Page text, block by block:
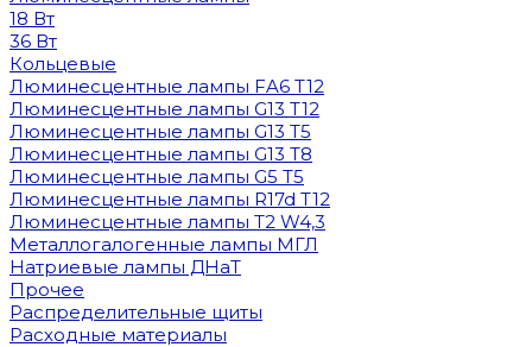
18 Вт
36 Вт
Кольцевые
Люминесцентные лампы FA6 T12
Люминесцентные лампы G13 T12
Люминесцентные лампы G13 T5
Люминесцентные лампы G13 T8
Люминесцентные лампы G5 T5
Люминесцентные лампы R17d T12
Люминесцентные лампы T2 W4,3
Металлогалогенные лампы МГЛ
Натриевые лампы ДНаТ
Прочее
Распределительные щиты
Расходные материалы